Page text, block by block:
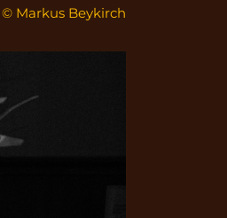
© Markus Beykirch